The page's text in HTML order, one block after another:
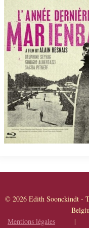
© 2026 Edith
Mentions légales |